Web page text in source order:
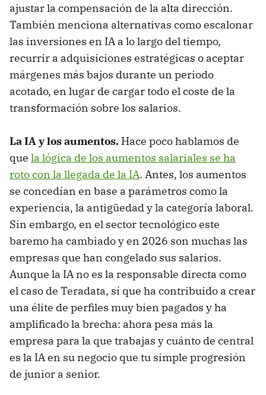
ajustar la compensación de la alta dirección.
También menciona alternativas como escalonar
las inversiones en IA a lo largo del tiempo,
recurrir a adquisiciones estratégicas o aceptar
márgenes más bajos durante un periodo
acotado, en lugar de cargar todo el coste de la
transformación sobre los salarios.
La IA y los aumentos. Hace poco hablamos de
que la lógica de los aumentos salariales se ha
roto con la llegada de la IA. Antes, los aumentos
se concedían en base a parámetros como la
experiencia, la antigüedad y la categoría laboral.
Sin embargo, en el sector tecnológico este
baremo ha cambiado y en 2026 son muchas las
empresas que han congelado sus salarios.
Aunque la IA no es la responsable directa como
el caso de Teradata, sí que ha contribuido a crear
una élite de perfiles muy bien pagados y ha
amplificado la brecha: ahora pesa más la
empresa para la que trabajas y cuánto de central
es la IA en su negocio que tu simple progresión
de junior a senior.